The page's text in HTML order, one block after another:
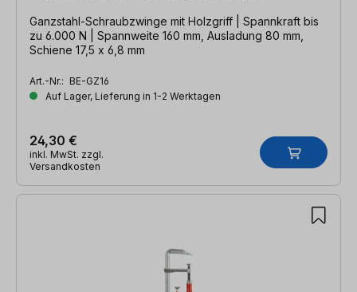
Ganzstahl-Schraubzwinge mit Holzgriff | Spannkraft bis
zu 6.000 N | Spannweite 160 mm, Ausladung 80 mm,
Schiene 17,5 x 6,8 mm
Art.-Nr.: BE-GZ16
Auf Lager, Lieferung in 1-2 Werktagen
24,30 €
inkl. MwSt. zzgl.
Versandkosten